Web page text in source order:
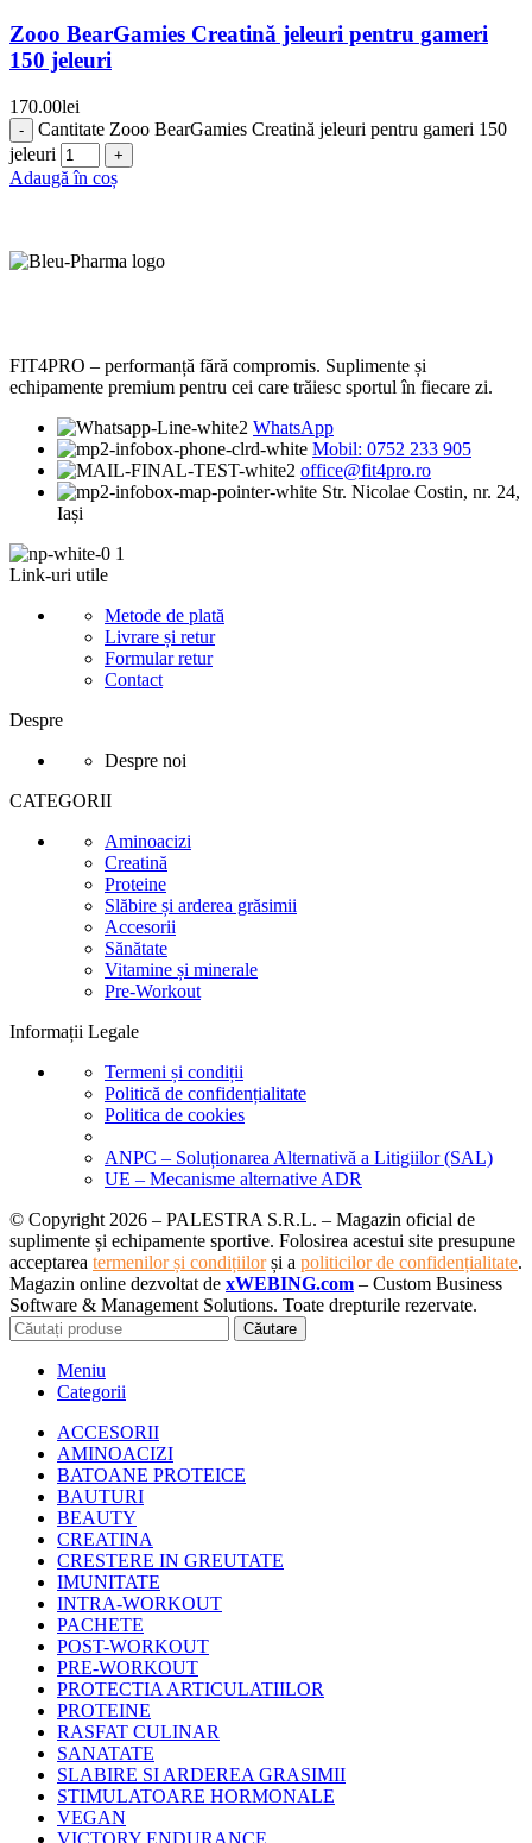
Zooo BearGamies Creatină jeleuri pentru gameri
150 jeleuri
170.00lei
Cantitate Zooo BearGamies Creatină jeleuri pentru gameri 150
jeleuri
Adaugă în coș
FIT4PRO – performanță fără compromis. Suplimente și
echipamente premium pentru cei care trăiesc sportul în fiecare zi.
WhatsApp
Mobil: 0752 233 905
office@fit4pro.ro
Str. Nicolae Costin, nr. 24,
Iași
Link-uri utile
Metode de plată
Livrare și retur
Formular retur
Contact
Despre
Despre noi
CATEGORII
Aminoacizi
Creatină
Proteine
Slăbire și arderea grăsimii
Accesorii
Sănătate
Vitamine și minerale
Pre-Workout
Informații Legale
Termeni și condiții
Politică de confidențialitate
Politica de cookies
ANPC – Soluționarea Alternativă a Litigiilor (SAL)
UE – Mecanisme alternative ADR
© Copyright 2026 – PALESTRA S.R.L. – Magazin oficial de
suplimente și echipamente sportive. Folosirea acestui site presupune
acceptarea termenilor și condițiilorși a politicilor de confidențialitate.
Magazin online dezvoltat de xWEBING.com – Custom Business
Software & Management Solutions. Toate drepturile rezervate.
Căutare
Meniu
Categorii
ACCESORII
AMINOACIZI
BATOANE PROTEICE
BAUTURI
BEAUTY
CREATINA
CRESTERE IN GREUTATE
IMUNITATE
INTRA-WORKOUT
PACHETE
POST-WORKOUT
PRE-WORKOUT
PROTECTIA ARTICULATIILOR
PROTEINE
RASFAT CULINAR
SANATATE
SLABIRE SI ARDEREA GRASIMII
STIMULATOARE HORMONALE
VEGAN
VICTORY ENDURANCE